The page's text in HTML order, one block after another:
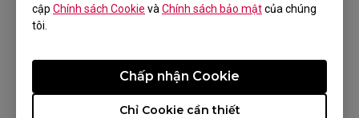
cập Chính sách Cookie và Chính sách bảo mậtcủa chúng
tôi.
Chỉ Cookie cần thiết
Chấp nhận Cookie
nhiều năng lượng hơn. Bạn có thể kiểm tra cài
đặt qua đèn LED phía trên nút tốc độ thăm dò.